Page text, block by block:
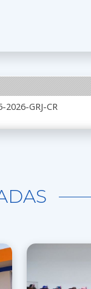
2026-GRJ-CR